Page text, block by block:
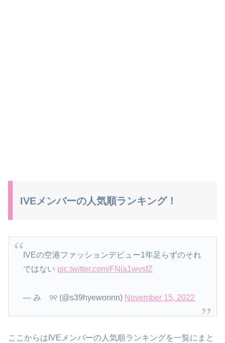
IVEメンバーの人気順ランキング！
IVEの空港ファッションデビュー1年足らずのそれ
ではない pic.twitter.com/FNja1wvsfZ
— み ୨୧ (@s39hyewonnn) November 15, 2022
ここからはIVEメンバーの人気順ランキングを一覧にまと